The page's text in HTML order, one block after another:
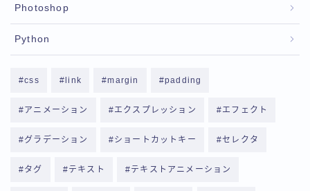
Photoshop
Python
css link margin padding
アニメーション エクスプレッション エフェクト
グラデーション ショートカットキー セレクタ
タグ テキスト テキストアニメーション